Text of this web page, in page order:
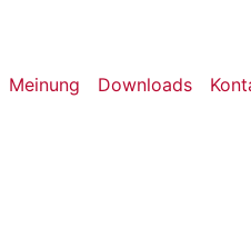
Meinung Downloads